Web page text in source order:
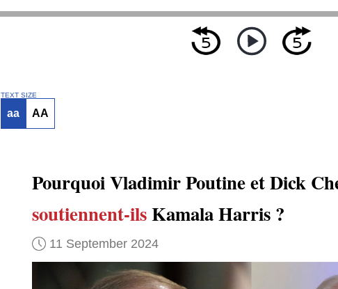
TEXT SIZE
aa AA
Pourquoi Vladimir Poutine et Dick
soutiennent-ilsKamala Harris ?
11 September 2024